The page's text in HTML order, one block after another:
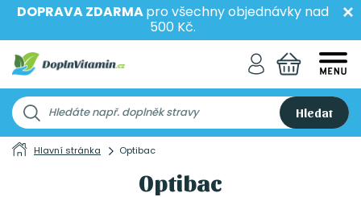
DOPRAVA ZDARMApro všechny objednávky nad
500 Kč.
Hledat
Hlavní stránka Optibac
Optibac